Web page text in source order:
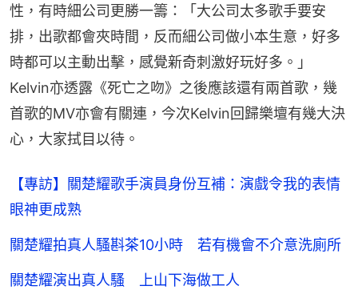
性，有時細公司更勝一籌：「大公司太多歌手要安
排，出歌都會夾時間，反而細公司做小本生意，好多
時都可以主動出擊，感覺新奇刺激好玩好多。」
Kelvin亦透露《死亡之吻》之後應該還有兩首歌，幾
首歌的MV亦會有關連，今次Kelvin回歸樂壇有幾大決
心，大家拭目以待。
【專訪】關楚耀歌手演員身份互補：演戲令我的表情
眼神更成熟
關楚耀拍真人騷斟茶10小時 若有機會不介意洗廁所
關楚耀演出真人騷 上山下海做工人